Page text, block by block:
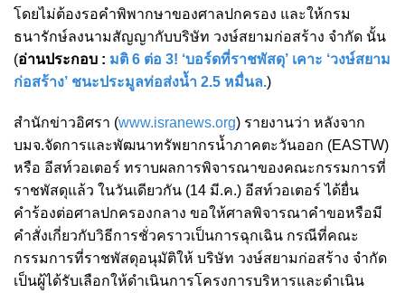
โดยไม่ต้องรอคำพิพากษาของศาลปกครอง และให้กรม
ธนารักษ์ลงนามสัญญากับบริษัท วงษ์สยามก่อสร้าง จำกัด นั้น
(อ่านประกอบ : มติ 6 ต่อ 3! ‘บอร์ดที่ราชพัสดุ’ เคาะ ‘วงษ์สยาม
ก่อสร้าง’ ชนะประมูลท่อส่งน้ำ 2.5 หมื่นล.)
สำนักข่าวอิศรา (www.isranews.org) รายงานว่า หลังจาก
บมจ.จัดการและพัฒนาทรัพยากรน้ำภาคตะวันออก (EASTW)
หรือ อีสท์วอเตอร์ ทราบผลการพิจารณาของคณะกรรมการที่
ราชพัสดุแล้ว ในวันเดียวกัน (14 มี.ค.) อีสท์วอเตอร์ ได้ยื่น
คำร้องต่อศาลปกครองกลาง ขอให้ศาลพิจารณาคำขอหรือมี
คำสั่งเกี่ยวกับวิธีการชั่วคราวเป็นการฉุกเฉิน กรณีที่คณะ
กรรมการที่ราชพัสดุอนุมัติให้ บริษัท วงษ์สยามก่อสร้าง จำกัด
เป็นผู้ได้รับเลือกให้ดำเนินการโครงการบริหารและดำเนิน